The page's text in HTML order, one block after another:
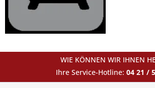
WIE KÖNNEN WIR IHNEN
Ihre Service-Hotline: 04 21 /